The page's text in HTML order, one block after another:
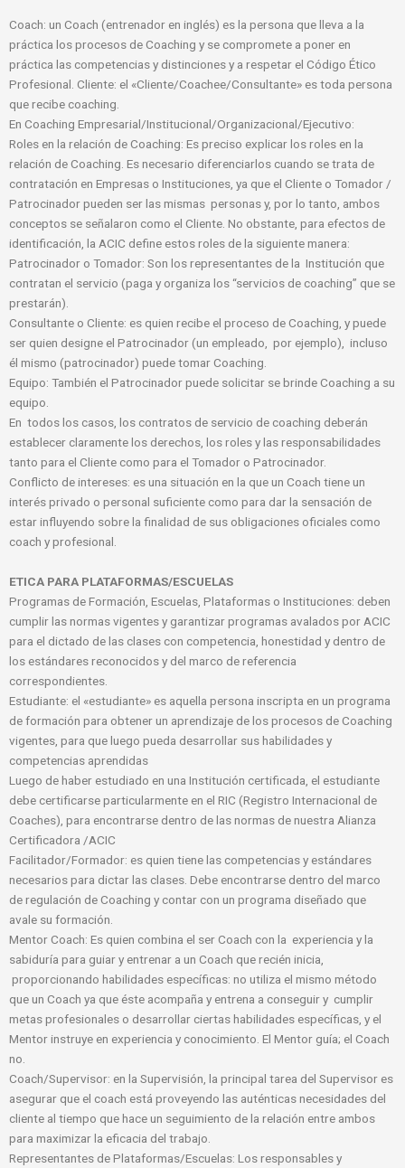
Coach: un Coach (entrenador en inglés) es la persona que lleva a la
práctica los procesos de Coaching y se compromete a poner en
práctica las competencias y distinciones y a respetar el Código Ético
Profesional. Cliente: el «Cliente/Coachee/Consultante» es toda persona
que recibe coaching.
En Coaching Empresarial/Institucional/Organizacional/Ejecutivo:
Roles en la relación de Coaching: Es preciso explicar los roles en la
relación de Coaching. Es necesario diferenciarlos cuando se trata de
contratación en Empresas o Instituciones, ya que el Cliente o Tomador /
Patrocinador pueden ser las mismas personas y, por lo tanto, ambos
conceptos se señalaron como el Cliente. No obstante, para efectos de
identificación, la ACIC define estos roles de la siguiente manera:
Patrocinador o Tomador: Son los representantes de la Institución que
contratan el servicio (paga y organiza los “servicios de coaching” que se
prestarán).
Consultante o Cliente: es quien recibe el proceso de Coaching, y puede
ser quien designe el Patrocinador (un empleado, por ejemplo), incluso
él mismo (patrocinador) puede tomar Coaching.
Equipo: También el Patrocinador puede solicitar se brinde Coaching a su
equipo.
En todos los casos, los contratos de servicio de coaching deberán
establecer claramente los derechos, los roles y las responsabilidades
tanto para el Cliente como para el Tomador o Patrocinador.
Conflicto de intereses: es una situación en la que un Coach tiene un
interés privado o personal suficiente como para dar la sensación de
estar influyendo sobre la finalidad de sus obligaciones oficiales como
coach y profesional.
ETICA PARA PLATAFORMAS/ESCUELAS
Programas de Formación, Escuelas, Plataformas o Instituciones: deben
cumplir las normas vigentes y garantizar programas avalados por ACIC
para el dictado de las clases con competencia, honestidad y dentro de
los estándares reconocidos y del marco de referencia
correspondientes.
Estudiante: el «estudiante» es aquella persona inscripta en un programa
de formación para obtener un aprendizaje de los procesos de Coaching
vigentes, para que luego pueda desarrollar sus habilidades y
competencias aprendidas
Luego de haber estudiado en una Institución certificada, el estudiante
debe certificarse particularmente en el RIC (Registro Internacional de
Coaches), para encontrarse dentro de las normas de nuestra Alianza
Certificadora /ACIC
Facilitador/Formador: es quien tiene las competencias y estándares
necesarios para dictar las clases. Debe encontrarse dentro del marco
de regulación de Coaching y contar con un programa diseñado que
avale su formación.
Mentor Coach: Es quien combina el ser Coach con la experiencia y la
sabiduría para guiar y entrenar a un Coach que recién inicia,
proporcionando habilidades específicas: no utiliza el mismo método
que un Coach ya que éste acompaña y entrena a conseguir y cumplir
metas profesionales o desarrollar ciertas habilidades específicas, y el
Mentor instruye en experiencia y conocimiento. El Mentor guía; el Coach
no.
Coach/Supervisor: en la Supervisión, la principal tarea del Supervisor es
asegurar que el coach está proveyendo las auténticas necesidades del
cliente al tiempo que hace un seguimiento de la relación entre ambos
para maximizar la eficacia del trabajo.
Representantes de Plataformas/Escuelas: Los responsables y